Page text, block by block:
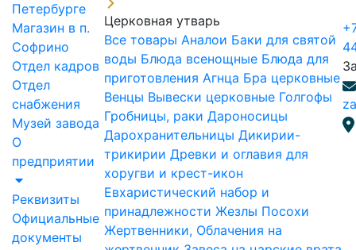
Петербурге
Магазин в п.
Софрино
Отдел кадров
Отдел
снабжения
Музей завода
О
предприятии
Реквизиты
Официальные
документы
Церковная утварь
Все товары Аналои Баки для святой
воды Блюда всенощные Блюда для
приготовления Агнца Бра церковные
Венцы Вывески церковные Голгофы
Гробницы, раки Дароносицы
Дарохранительницы Дикирии-
трикирии Древки и оглавия для
хоругви и крест-икон
Евхаристический набор и
принадлежности Жезлы Посохи
Жертвенники, Облачения на